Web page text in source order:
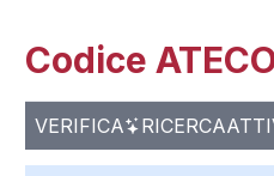
Codice
VERIFICA RICERCA